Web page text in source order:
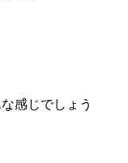
感じでしょう